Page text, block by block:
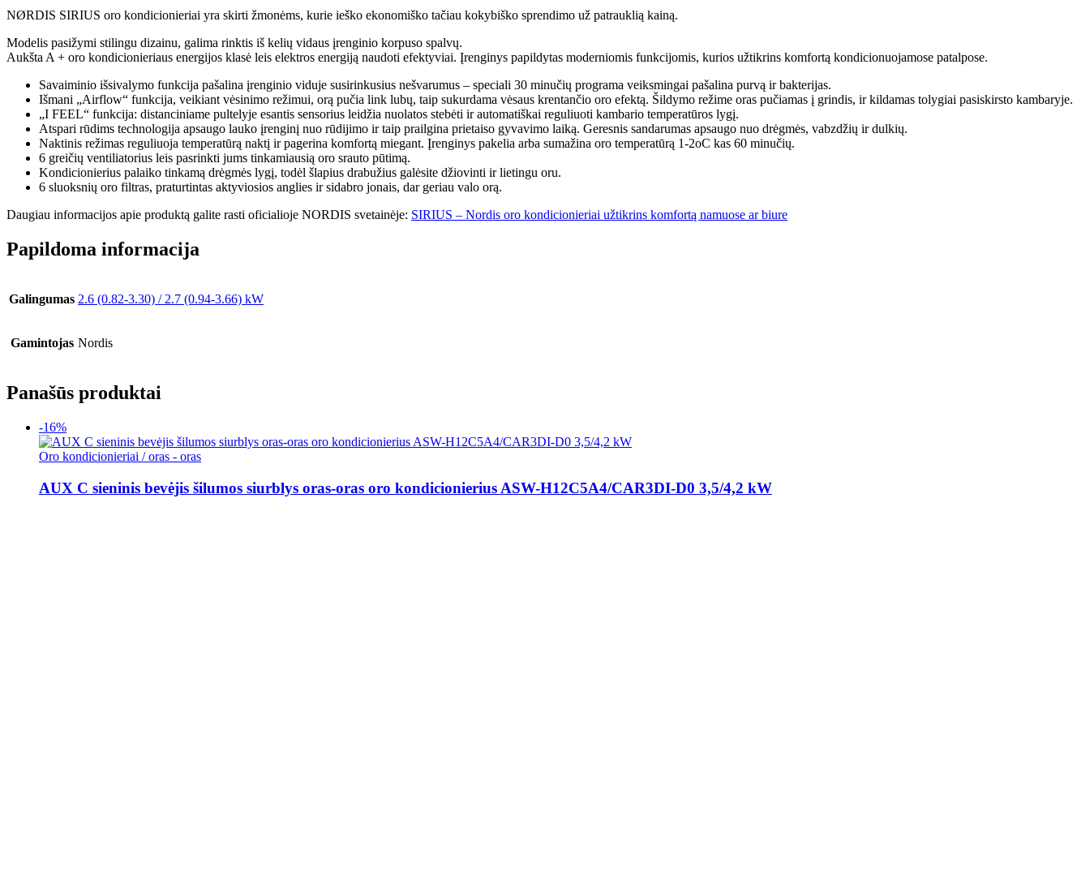
NØRDIS SIRIUS oro kondicionieriai yra skirti žmonėms, kurie ieško ekonomiško tačiau kokybiško sprendimo už patrauklią kainą.
Modelis pasižymi stilingu dizainu, galima rinktis iš kelių vidaus įrenginio korpuso spalvų.
Aukšta A + oro kondicionieriaus energijos klasė leis elektros energiją naudoti efektyviai. Įrenginys papildytas moderniomis funkcijomis, kurios užtikrins komfortą kondicionuojamose patalpose.
Savaiminio išsivalymo funkcija pašalina įrenginio viduje susirinkusius nešvarumus – speciali 30 minučių programa veiksmingai pašalina purvą ir bakterijas.
Išmani „Airflow“ funkcija, veikiant vėsinimo režimui, orą pučia link lubų, taip sukurdama vėsaus krentančio oro efektą. Šildymo režime oras pučiamas į grindis, ir kildamas tolygiai pasiskirsto kambaryje.
„I FEEL“ funkcija: distanciniame pultelyje esantis sensorius leidžia nuolatos stebėti ir automatiškai reguliuoti kambario temperatūros lygį.
Atspari rūdims technologija apsaugo lauko įrenginį nuo rūdijimo ir taip prailgina prietaiso gyvavimo laiką. Geresnis sandarumas apsaugo nuo drėgmės, vabzdžių ir dulkių.
Naktinis režimas reguliuoja temperatūrą naktį ir pagerina komfortą miegant. Įrenginys pakelia arba sumažina oro temperatūrą 1-2oC kas 60 minučių.
6 greičių ventiliatorius leis pasrinkti jums tinkamiausią oro srauto pūtimą.
Kondicionierius palaiko tinkamą drėgmės lygį, todėl šlapius drabužius galėsite džiovinti ir lietingu oru.
6 sluoksnių oro filtras, praturtintas aktyviosios anglies ir sidabro jonais, dar geriau valo orą.
Daugiau informacijos apie produktą galite rasti oficialioje NORDIS svetainėje: SIRIUS – Nordis oro kondicionieriai užtikrins komfortą namuose ar biure
Papildoma informacija
Galingumas 2.6 (0.82-3.30) / 2.7 (0.94-3.66) kW
Gamintojas Nordis
Panašūs produktai
-16%
Oro kondicionieriai / oras - oras
AUX C sieninis bevėjis šilumos siurblys oras-oras oro kondicionierius ASW-H12C5A4/CAR3DI-D0 3,5/4,2 kW